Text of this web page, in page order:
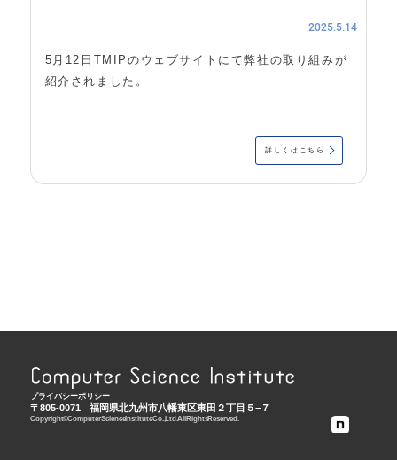
2025.5.14
5月12日TMIPのウェブサイトにて弊社の取り組みが
紹介されました。
詳しくはこちら
プライバシーポリシー
〒805-0071 福岡県北九州市八幡東区東田２丁目５−７
Copyright © Computer Science Institute Co., Ltd. All Rights Reserved.